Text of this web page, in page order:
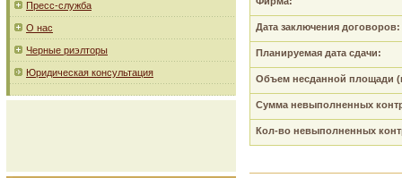
Пресс-служба
О нас
Черные риэлторы
Юридическая консультация
Дата заключения договоров:
Планируемая дата сдачи:
Объем несданной площади
Сумма невыполненных
Кол-во невыполненных